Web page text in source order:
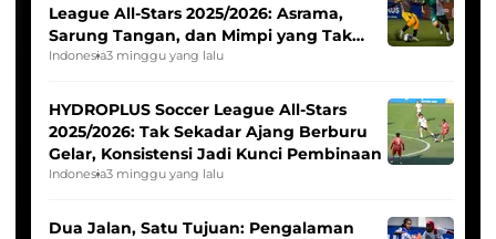
League All-Stars 2025/2026: Asrama,
Sarung Tangan, dan Mimpi yang Tak
Pernah Padam
Indonesia3 minggu yang lalu
HYDROPLUS Soccer League All-Stars
2025/2026: Tak Sekadar Ajang Berburu
Gelar, Konsistensi Jadi Kunci Pembinaan
Indonesia3 minggu yang lalu
Dua Jalan, Satu Tujuan: Pengalaman